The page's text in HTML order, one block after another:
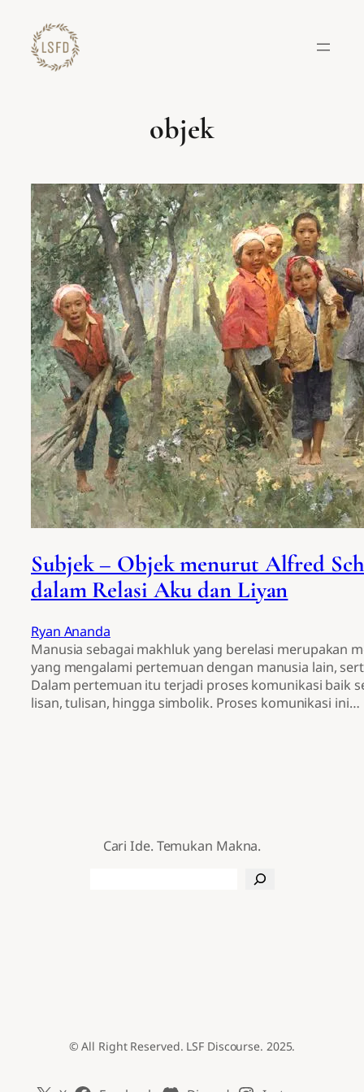
konten
objek
Subjek – Objek menurut Alfred
dalam Relasi Aku dan Liyan
Ryan Ananda
Manusia sebagai makhluk yang berelasi merupakan
yang mengalami pertemuan dengan manusia lain,
Dalam pertemuan itu terjadi proses komunikasi baik
lisan, tulisan, hingga simbolik. Proses komunikasi ini…
Cari Ide. Temukan Makna.
© All Right Reserved. LSF Discourse. 2025.